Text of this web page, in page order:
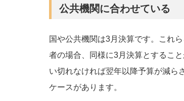
公共機関に合わせている
国や公共機関は3月決算です。これ
者の場合、同様に3月決算とするこ
い切れなければ翌年以降予算が減ら
ケースがあります。